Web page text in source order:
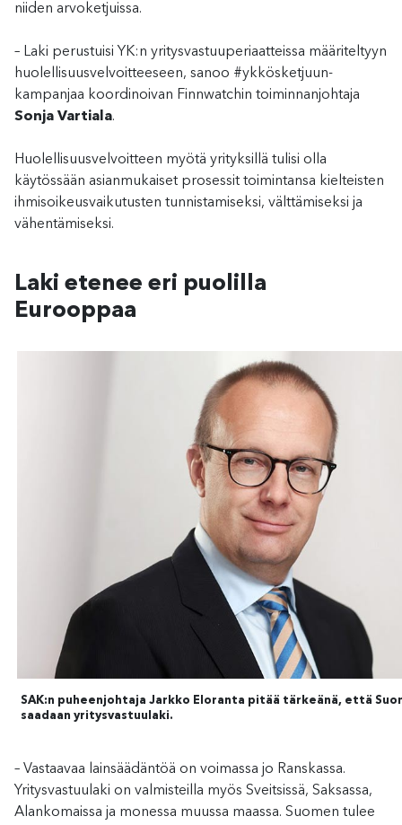
niiden arvoketjuissa.
– Laki perustuisi YK:n yritysvastuuperiaatteissa määriteltyyn
huolellisuusvelvoitteeseen, sanoo #ykkösketjuun-
kampanjaa koordinoivan Finnwatchin toiminnanjohtaja
Sonja Vartiala.
Huolellisuusvelvoitteen myötä yrityksillä tulisi olla
käytössään asianmukaiset prosessit toimintansa kielteisten
ihmisoikeusvaikutusten tunnistamiseksi, välttämiseksi ja
vähentämiseksi.
Laki etenee eri puolilla
Eurooppaa
SAK:n puheenjohtaja Jarkko Eloranta pitää tärkeänä, että
saadaan yritysvastuulaki.
– Vastaavaa lainsäädäntöä on voimassa jo Ranskassa.
Yritysvastuulaki on valmisteilla myös Sveitsissä, Saksassa,
Alankomaissa ja monessa muussa maassa. Suomen tulee